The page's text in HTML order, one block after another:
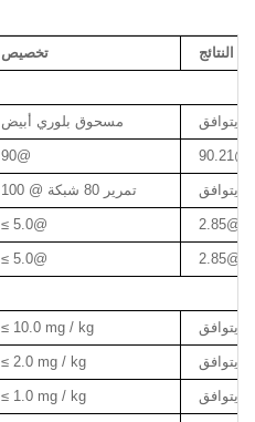
تخصيص النتائج
مسحوق بلوري أبيض يتوافق
90@ 90.21@
100 @ تمرير 80 شبكة يتوافق
≤ 5.0@ 2.85@
≤ 5.0@ 2.85@
≤ 10.0 mg / kg يتوافق
≤ 2.0 mg / kg يتوافق
≤ 1.0 mg / kg يتوافق